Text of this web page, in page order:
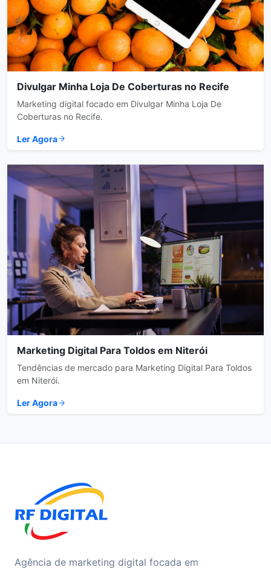
Divulgar Minha Loja De Coberturas no Recife
Marketing digital focado em Divulgar Minha Loja De
Coberturas no Recife.
Ler Agora
Marketing Digital Para Toldos em Niterói
Tendências de mercado para Marketing Digital Para Toldos
em Niterói.
Ler Agora
Agência de marketing digital focada em